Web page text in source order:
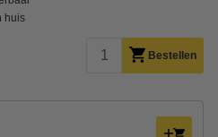
huis
Bestellen